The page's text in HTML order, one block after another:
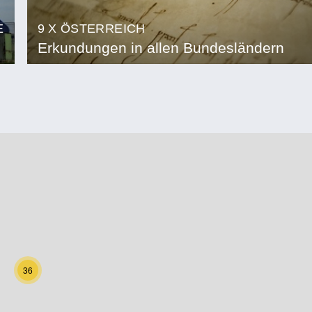
9 X ÖSTERREICH
Erkundungen in allen Bundesländern
36